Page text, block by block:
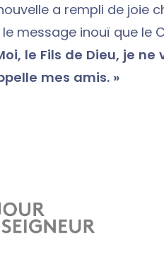
a rempli de joie
message inouï que le
le Fils de Dieu, je ne
mes amis. »